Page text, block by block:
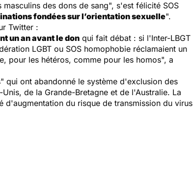
des dons de sang", s'est félicité SOS
fondées sur l’orientation sexuelle".
Twitter :
un an avant le don qui fait débat : si l'Inter-LBGT
LGBT ou SOS homophobie réclamaient un
pour les hétéros, comme pour les homos", a
qui ont abandonné le système d'exclusion des
de la Grande-Bretagne et de l'Australie. La
d'augmentation du risque de transmission du virus